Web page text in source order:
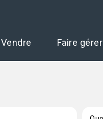
Vendre Faire gérer